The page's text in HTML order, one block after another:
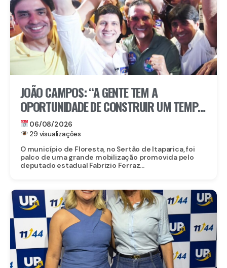
JOÃO CAMPOS: “A GENTE TEM A
OPORTUNIDADE DE CONSTRUIR UM TEMPO
BOM PELA FRENTE”
06/08/2026
29 visualizações
O município de Floresta, no Sertão de Itaparica, foi
palco de uma grande mobilização promovida pelo
deputado estadual Fabrizio Ferraz...